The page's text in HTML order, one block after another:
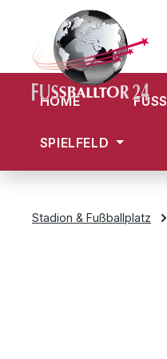
Hauptinhalt springen
Zur Suche springen
Zur Hauptnavigation
HOME
SPIELFELD
Stadion & Fußballplatz